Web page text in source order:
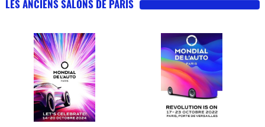
LES ANCIENS SALONS DE PARIS